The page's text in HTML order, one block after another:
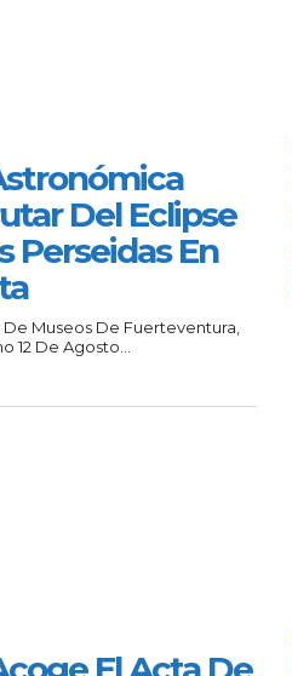
Del Eclipse
Perseidas En
De Museos De Fuerteventura,
12 De Agosto...